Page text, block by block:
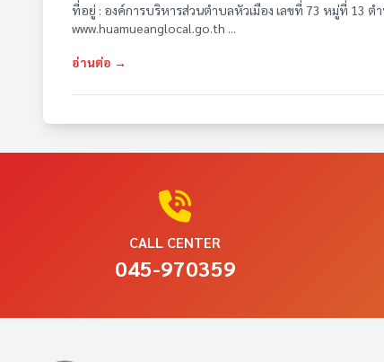
ที่อยู่ : องค์การบริหารส่วนตำบลหัวเมือง เลขที่ 73 หมู่ที่ 13 ต
www.huamueanglocal.go.th ...
อ่านต่อ →
CALL CENTER
045-970359